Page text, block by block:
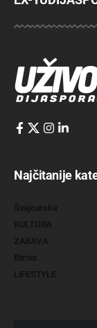
Najčitanije